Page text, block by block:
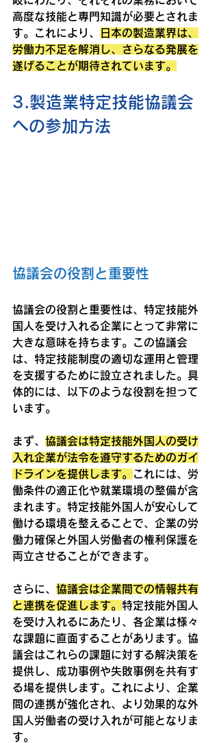
高度な技能と専門知識が必要とされま
す。これにより、
日本の製造業界は、
労働力不足を解消し、さらなる発展を
遂げることが期待されています。
3.製造業特定技能協議会
への参加方法
協議会の役割と重要性
協議会の役割と重要性は、特定技能外
国人を受け入れる企業にとって非常に
大きな意味を持ちます。この協議会
は、特定技能制度の適切な運用と管理
を支援するために設立されました。具
体的には、以下のような役割を担って
います。
まず、 協議会は特定技能外国人の受け
入れ企業が法令を遵守するためのガイ
ドラインを提供します。
これには、労
働条件の適正化や就業環境の整備が含
まれます。特定技能外国人が安心して
働ける環境を整えることで、企業の労
働力確保と外国人労働者の権利保護を
両立させることができます。
さらに、 協議会は企業間での情報共有
と連携を促進します。 特定技能外国人
を受け入れるにあたり、各企業は様々
な課題に直面することがあります。協
議会はこれらの課題に対する解決策を
提供し、成功事例や失敗事例を共有す
る場を提供します。これにより、企業
間の連携が強化され、より効果的な外
国人労働者の受け入れが可能となりま
す。